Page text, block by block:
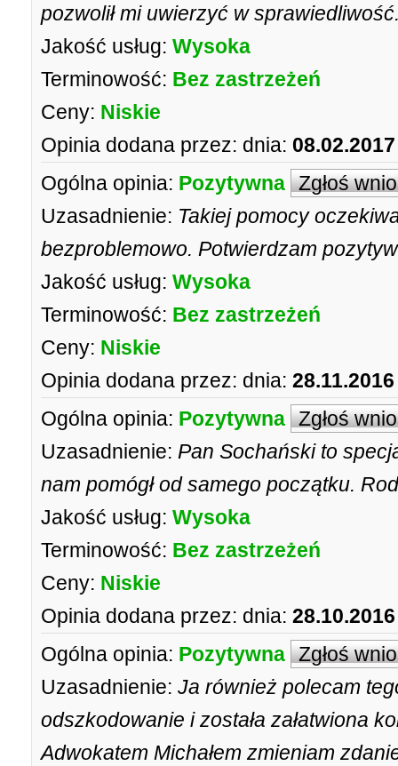
pozwolił mi uwierzyć w
Jakość usług: Wysoka
Terminowość: Bez zastrzeżeń
Ceny: Niskie
Opinia dodana przez: dnia:
Ogólna opinia: Pozytywna Zgłoś
Uzasadnienie: Takiej pomocy
bezproblemowo. Potwierdzam
Jakość usług: Wysoka
Terminowość: Bez zastrzeżeń
Ceny: Niskie
Opinia dodana przez: dnia:
Ogólna opinia: Pozytywna Zgłoś
Uzasadnienie: Pan Sochański to
nam pomógł od samego początku.
Jakość usług: Wysoka
Terminowość: Bez zastrzeżeń
Ceny: Niskie
Opinia dodana przez: dnia:
Ogólna opinia: Pozytywna Zgłoś
Uzasadnienie: Ja również polecam
odszkodowanie i została załatwiona
Adwokatem Michałem zmieniam